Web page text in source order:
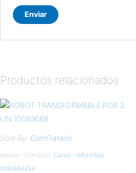
Productos relacionados
Sold By: ComFranklin
Asesor - Contacto: Carlos - WhastApp
0984664654